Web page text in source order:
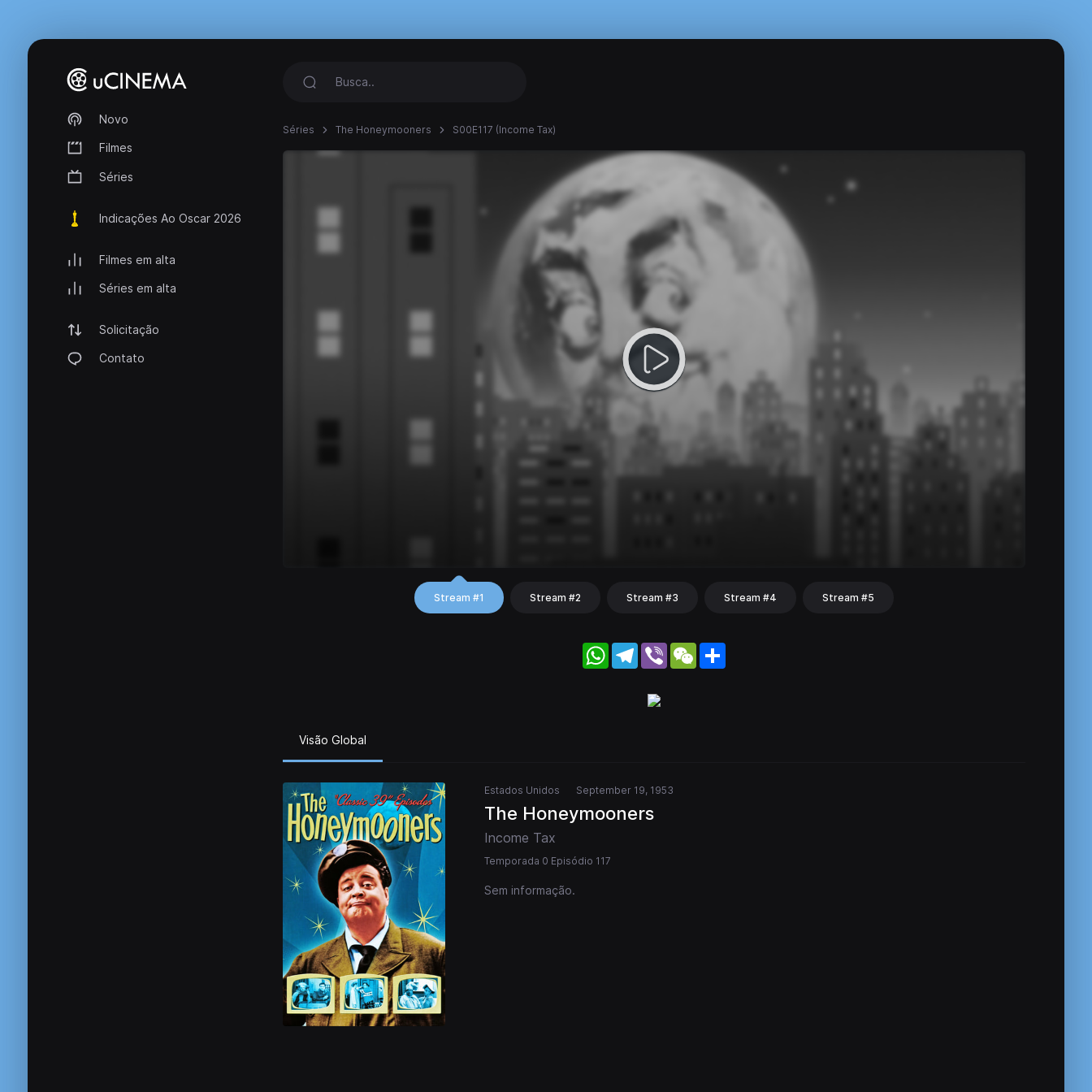
Novo
Filmes
Séries
Indicações Ao Oscar 2026
Filmes em alta
Séries em alta
Solicitação
Contato
Séries The Honeymooners S00E117 (Income Tax)
Stream #1 Stream #2 Stream #3 Stream #4 Stream #5
WhatsApp
Telegram
Viber WeChat
Visão Global
Estados Unidos September 19, 1953
The Honeymooners
Income Tax
Temporada 0 Episódio 117
Sem informação.